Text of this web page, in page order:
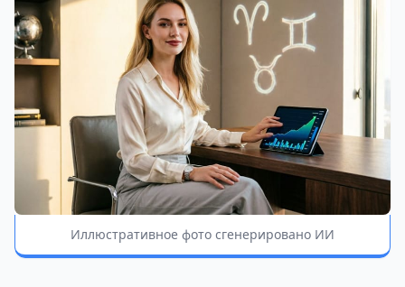
Иллюстративное фото сгенерировано ИИ